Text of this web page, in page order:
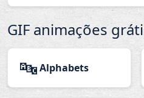
GIF animações
🔤Alphabets